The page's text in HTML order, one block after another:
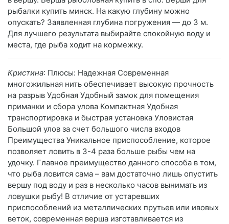
рыбалки купить минск. На какую глубину можно
опускать? Заявленная глубина погружения — до 3 м.
Для лучшего результата выбирайте спокойную воду и
места, где рыба ходит на кормежку.
Кристина: Плюсы: Надежная Современная
многожильная нить обеспечивает высокую прочность
на разрыв Удобная Удобный замок для помещения
приманки и сбора улова Компактная Удобная
транспортировка и быстрая установка Уловистая
Большой улов за счет большого числа входов
Преимущества Уникальное приспособление, которое
позволяет ловить в 3-4 раза больше рыбы чем на
удочку. Главное преимущество данного способа в том,
что рыба ловится сама – вам достаточно лишь опустить
вершу под воду и раз в несколько часов вынимать из
ловушки рыбу! В отличие от устаревших
приспособлений из металлических прутьев или ивовых
веток, современная верша изготавливается из